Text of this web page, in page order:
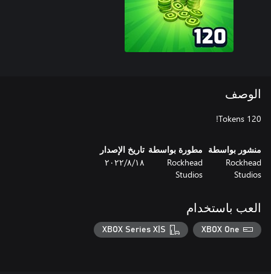
الوصف
120 Tokens!
منشور بواسطة
Rockhead
Studios
مطورة بواسطة
Rockhead
Studios
تاريخ الإصدار
١٨‏/٨‏/٢٠٢٢
العب باستخدام
XBOX One
XBOX Series X|S